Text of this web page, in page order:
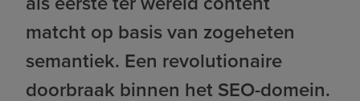
matcht op basis van zogeheten
semantiek. Een revolutionaire
doorbraak binnen het SEO-domein.